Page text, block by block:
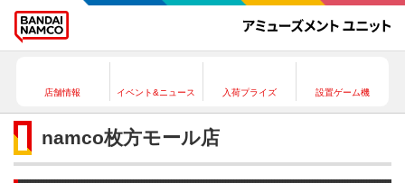
店舗情報 イベント&ニュース 入荷プライズ 設置ゲーム機
namco枚方モール店